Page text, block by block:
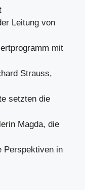
Leitung von
mit
Strauss,
setzten die
Magda, die
Perspektiven in